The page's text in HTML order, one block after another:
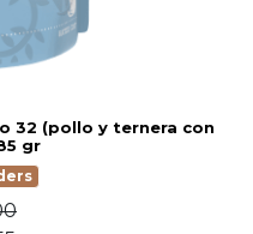
32 (pollo y ternera con
gr